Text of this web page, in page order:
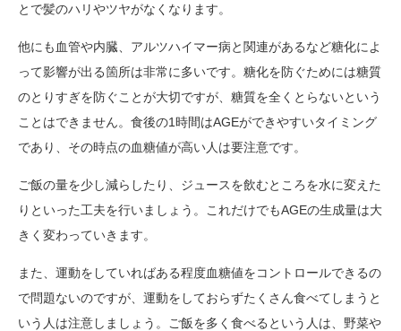
とで髪のハリやツヤがなくなります。
他にも血管や内臓、アルツハイマー病と関連があるなど糖化によ
って影響が出る箇所は非常に多いです。糖化を防ぐためには糖質
のとりすぎを防ぐことが大切ですが、糖質を全くとらないという
ことはできません。食後の1時間はAGEができやすいタイミング
であり、その時点の血糖値が高い人は要注意です。
ご飯の量を少し減らしたり、ジュースを飲むところを水に変えた
りといった工夫を行いましょう。これだけでもAGEの生成量は大
きく変わっていきます。
また、運動をしていればある程度血糖値をコントロールできるの
で問題ないのですが、運動をしておらずたくさん食べてしまうと
いう人は注意しましょう。ご飯を多く食べるという人は、野菜や